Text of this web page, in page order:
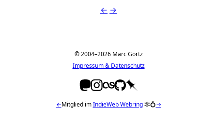
← →
© 2004–2026 Marc Görtz
Impressum & Datenschutz
←Mitglied imIndieWeb Webring🕸💍→